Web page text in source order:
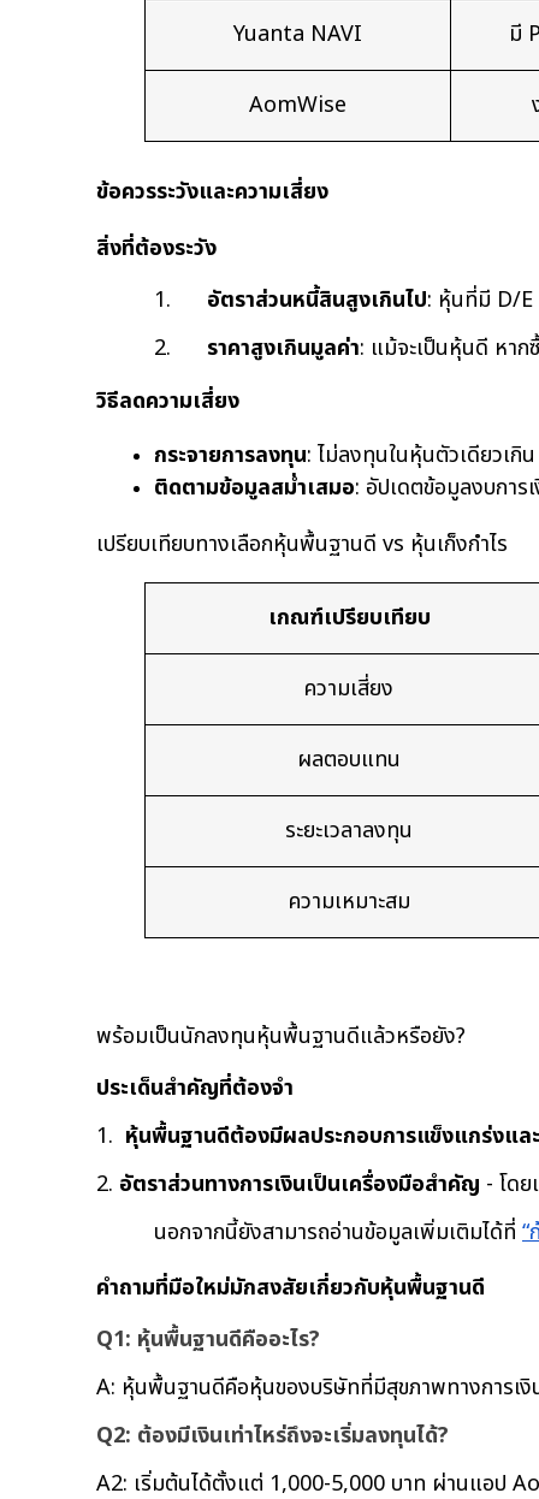
Yuanta NAVI มี
AomWise
ข้อควรระวังและความเสี่ยง
สิ่งที่ต้องระวัง
1. อัตราส่วนหนี้สินสูงเกินไป: หุ้นที่มี D/E
2. ราคาสูงเกินมูลค่า: แม้จะเป็นหุ้นดี หา
วิธีลดความเสี่ยง
กระจายการลงทุน: ไม่ลงทุนในหุ้นตัวเดียวเ
ติดตามข้อมูลสม่ำเสมอ: อัปเดตข้อมูลงบการ
เปรียบเทียบทางเลือกหุ้นพื้นฐานดี vs หุ้นเก็งกำไร
เกณฑ์เปรียบเทียบ
ความเสี่ยง
ผลตอบแทน
ระยะเวลาลงทุน
ความเหมาะสม
พร้อมเป็นนักลงทุนหุ้นพื้นฐานดีแล้วหรือยัง?
ประเด็นสำคัญที่ต้องจำ
1. หุ้นพื้นฐานดีต้องมีผลประกอบการแข็งแกร่งแล
2. อัตราส่วนทางการเงินเป็นเครื่องมือสำคัญ - โด
นอกจากนี้ยังสามารถอ่านข้อมูลเพิ่มเติมได้ที่ “
คำถามที่มือใหม่มักสงสัยเกี่ยวกับหุ้นพื้นฐานดี
Q1: หุ้นพื้นฐานดีคืออะไร?
A: หุ้นพื้นฐานดีคือหุ้นของบริษัทที่มีสุขภาพทางการเงิ
Q2: ต้องมีเงินเท่าไหร่ถึงจะเริ่มลงทุนได้?
A2: เริ่มต้นได้ตั้งแต่ 1,000-5,000 บาท ผ่านแอป